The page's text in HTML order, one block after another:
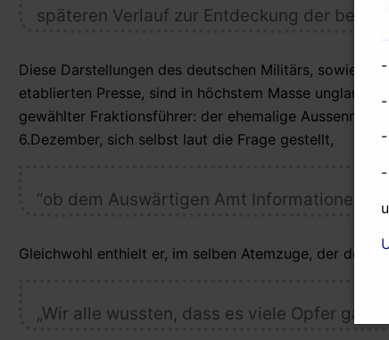
späteren Verlauf zur Entdeckung der
Diese Darstellungen des deutschen Militärs, sowie
etablierten Presse, sind in höchstem Masse
gewählter Fraktionsführer: der ehemalige
6.Dezember, sich selbst laut die Frage gestellt,
“ob dem Auswärtigen Amt Informationen
Gleichwohl enthielt er, im selben Atemzuge, der
„Wir alle wussten, dass es viele Opfer gab“